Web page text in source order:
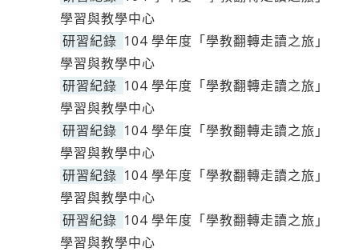
學習與教學中心
研習紀錄 104 學年度「學教翻轉走讀之旅」
學習與教學中心
研習紀錄 104 學年度「學教翻轉走讀之旅」
學習與教學中心
研習紀錄 104 學年度「學教翻轉走讀之旅」
學習與教學中心
研習紀錄 104 學年度「學教翻轉走讀之旅」
學習與教學中心
研習紀錄 104 學年度「學教翻轉走讀之旅」
學習與教學中心